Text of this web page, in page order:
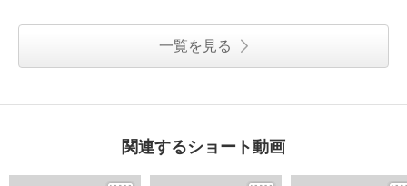
一覧を見る
関連するショート動画